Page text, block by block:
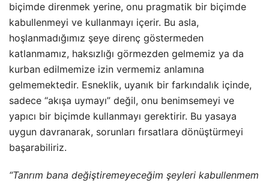
biçimde direnmek yerine, onu pragmatik bir biçimde
kabullenmeyi ve kullanmayı içerir. Bu asla,
hoşlanmadığımız şeye direnç göstermeden
katlanmamız, haksızlığı görmezden gelmemiz ya da
kurban edilmemize izin vermemiz anlamına
gelmemektedir. Esneklik, uyanık bir farkındalık içinde,
sadece “akışa uymayı” değil, onu benimsemeyi ve
yapıcı bir biçimde kullanmayı gerektirir. Bu yasaya
uygun davranarak, sorunları fırsatlara dönüştürmeyi
başarabiliriz.
“Tanrım bana değiştiremeyeceğim şeyleri kabullenmem